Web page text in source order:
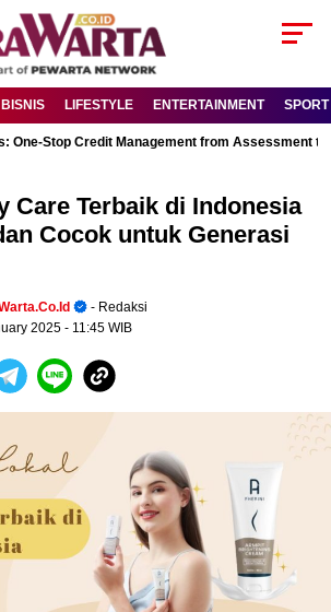
BISNIS LIFESTYLE ENTERTAINMENT SPORT
One-Stop Credit Management from Assessment
Care Terbaik di Indonesia
Cocok untuk Generasi
- Redaksi
2025 - 11:45 WIB